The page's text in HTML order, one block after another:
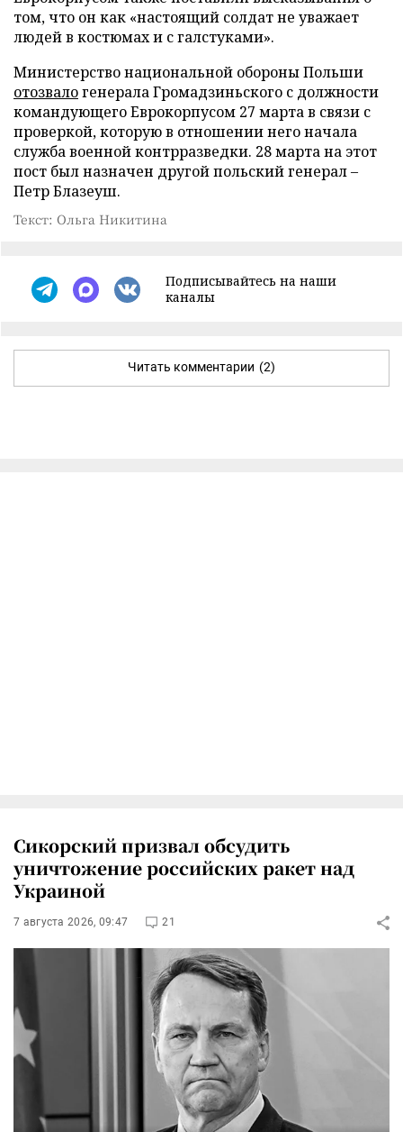
том, что он как «настоящий солдат не уважает
людей в костюмах и с галстуками».
Министерство национальной обороны Польши
отозвалогенерала Громадзиньского с должности
командующего Еврокорпусом 27 марта в связи с
проверкой, которую в отношении него начала
служба военной контрразведки. 28 марта на этот
пост был назначен другой польский генерал –
Петр Блазеуш.
Текст: Ольга Никитина
Подписывайтесь на наши
каналы
Читать комментарии (2)
Сикорский призвал обсудить
уничтожение российских ракет над
Украиной
7 августа 2026, 09:47 21